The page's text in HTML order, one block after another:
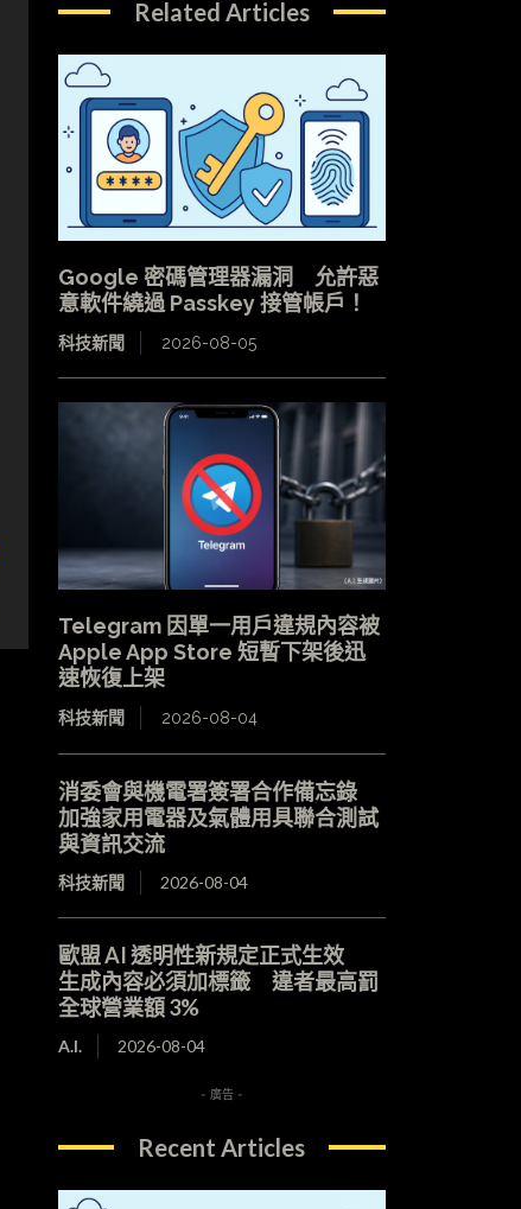
Related Articles
Google 密碼管理器漏洞 允許惡
意軟件繞過 Passkey 接管帳戶！
科技新聞 2026-08-05
Telegram 因單一用戶違規內容被
Apple App Store 短暫下架後迅
速恢復上架
科技新聞 2026-08-04
消委會與機電署簽署合作備忘錄
加強家用電器及氣體用具聯合測試
與資訊交流
科技新聞 2026-08-04
歐盟 AI 透明性新規定正式生效
生成內容必須加標籤 違者最高罰
全球營業額 3%
A.I. 2026-08-04
- 廣告 -
Recent Articles